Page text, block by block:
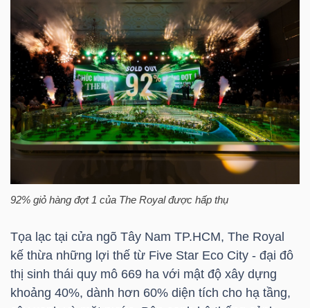
92% giỏ hàng đợt 1 của The Royal được hấp thụ
Tọa lạc tại cửa ngõ Tây Nam TP.HCM, The Royal
kế thừa những lợi thế từ Five Star Eco City - đại đô
thị sinh thái quy mô 669 ha với mật độ xây dựng
khoảng 40%, dành hơn 60% diện tích cho hạ tầng,
PHIẾU
CÔNG
CỤ
ĐẦU
TƯ
TRUY
DỮ
LIỆU
Ngành